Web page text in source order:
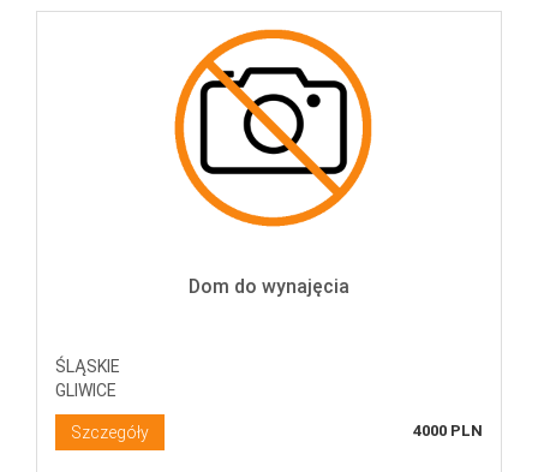
Dom do wynajęcia
ŚLĄSKIE
GLIWICE
Szczegóły 4000 PLN